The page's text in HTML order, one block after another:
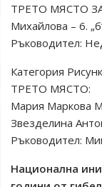
ТРЕТО МЯСТО ЗА
Михайлова – 6.
Ръководител:
Категория
ТРЕТО МЯСТО:
Мария Маркова
Звезделина
Ръководител:
Национална